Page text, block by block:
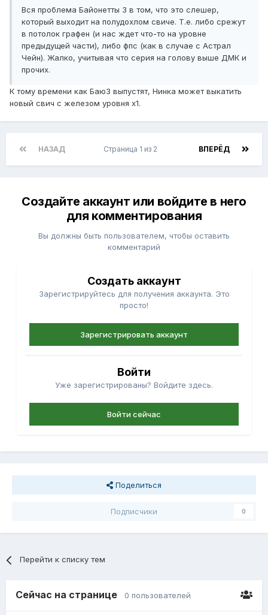
Вся проблема Байонетты 3 в том, что это слешер,
который выходит на полудохлом свиче. Т.е. либо срежут
в потолок графен (и нас ждет что-то на уровне
предыдущей части), либо фпс (как в случае с Астрал
Чейн). Жалко, учитывая что серия на голову выше ДМК и
прочих.
К тому времени как Баю3 выпустят, Нинка может выкатить
новый свич с железом уровня х1.
НАЗАД ВПЕРЁД
Страница 1 из 2
Создайте аккаунт или войдите в него
для комментирования
Вы должны быть пользователем, чтобы оставить
комментарий
Создать аккаунт
Зарегистрируйтесь для получения аккаунта. Это
просто!
Зарегистрировать аккаунт
Войти
Уже зарегистрированы? Войдите здесь.
Войти сейчас
Поделиться
Подписчики 0
Перейти к списку тем
Сейчас на странице 0 пользователей